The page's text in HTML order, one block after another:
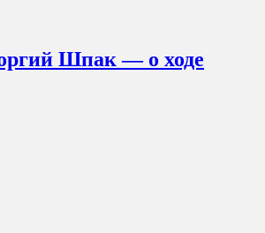
Шпак — о ходе